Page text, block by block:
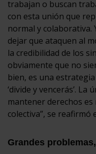
trabajan o buscan
con esta unión que
normal y colaborativa.
dejar que ataquen al
la credibilidad de los
obviamente que no
bien, es una
‘divide y vencerás’.
mantener derechos
colectiva”, se reafirmó
Grandes